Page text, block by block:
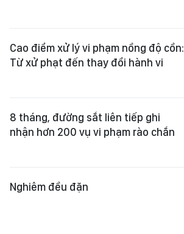
Cao điểm xử lý vi phạm nồng độ cồn:
Từ xử phạt đến thay đổi hành vi
8 tháng, đường sắt liên tiếp ghi
nhận hơn 200 vụ vi phạm rào chắn
Nghiêm đều đặn